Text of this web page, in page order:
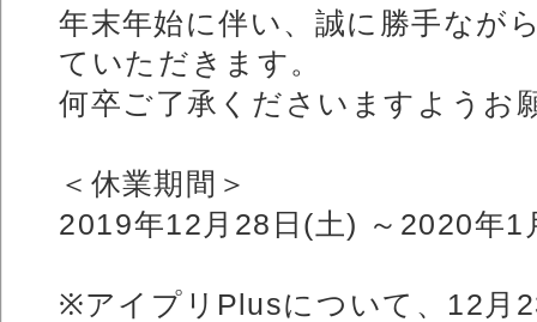
年末年始に伴い、誠に勝手なが
ていただきます。
何卒ご了承くださいますようお
＜休業期間＞
2019年12月28日(土) ～2020年1
※アイプリPlusについて、12月